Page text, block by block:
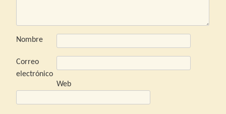
Nombre
Correo
electrónico
Web